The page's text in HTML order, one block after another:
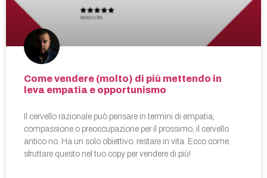
Come vendere (molto) di più mettendo in
leva empatia e opportunismo
Il cervello razionale può pensare in termini di empatia,
compassione o preoccupazione per il prossimo, il cervello
antico no. Ha un solo obiettivo: restare in vita. Ecco come
sfruttare questo nel tuo copy per vendere di più!